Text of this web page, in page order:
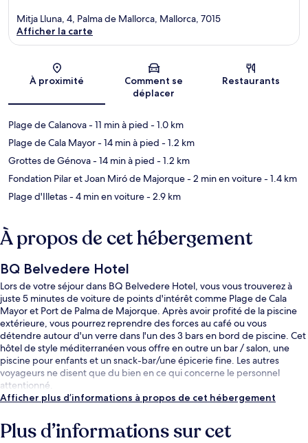
Carte
Mitja Lluna, 4, Palma de Mallorca, Mallorca, 7015
Afficher la carte
À proximité
Comment se
déplacer
Restaurants
Plage de Calanova- 11 min à pied - 1.0 km
Plage de Cala Mayor- 14 min à pied - 1.2 km
Grottes de Génova- 14 min à pied - 1.2 km
Fondation Pilar et Joan Miró de Majorque- 2 min en voiture- 1.4 km
Plage d'Illetas- 4 min en voiture- 2.9 km
À propos de cet hébergement
BQ Belvedere Hotel
Lors de votre séjour dans BQ Belvedere Hotel, vous vous trouverez à
juste 5 minutes de voiture de points d'intérêt comme Plage de Cala
Mayor et Port de Palma de Majorque. Après avoir profité de la piscine
extérieure, vous pourrez reprendre des forces au café ou vous
détendre autour d'un verre dans l'un des 3 bars en bord de piscine. Cet
hôtel de style méditerranéen vous offre en outre un bar / salon, une
piscine pour enfants et un snack-bar/une épicerie fine. Les autres
voyageurs ne disent que du bien en ce qui concerne le personnel
attentionné.
Afficher plus d’informations à propos de cet hébergement
Plus d’informations sur cet